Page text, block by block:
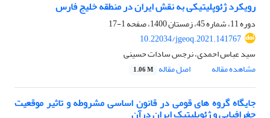
رویکرد ژئوپلیتیکی به نقش ایران در منطقه خلیج فارس
دوره 11، شماره 45، زمستان 1400، صفحه
1-17
10.22034/jgeoq.2021.141767
سید عباس احمدی، نرجس سادات حسینی
مشاهده مقاله
اصل مقاله 1.06 M
جایگاه گروه‌ های قومی در قانون اساسی مشروطه و تاثیر موقعیت